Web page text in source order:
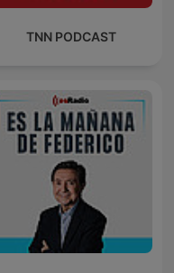
TNN PODCAST